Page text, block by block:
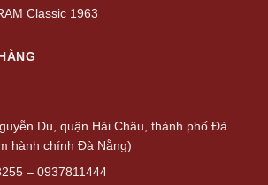
Classic 1963
Du, quận Hải Châu, thành phố Đà
hành chính Đà Nẵng)
– 0937811444